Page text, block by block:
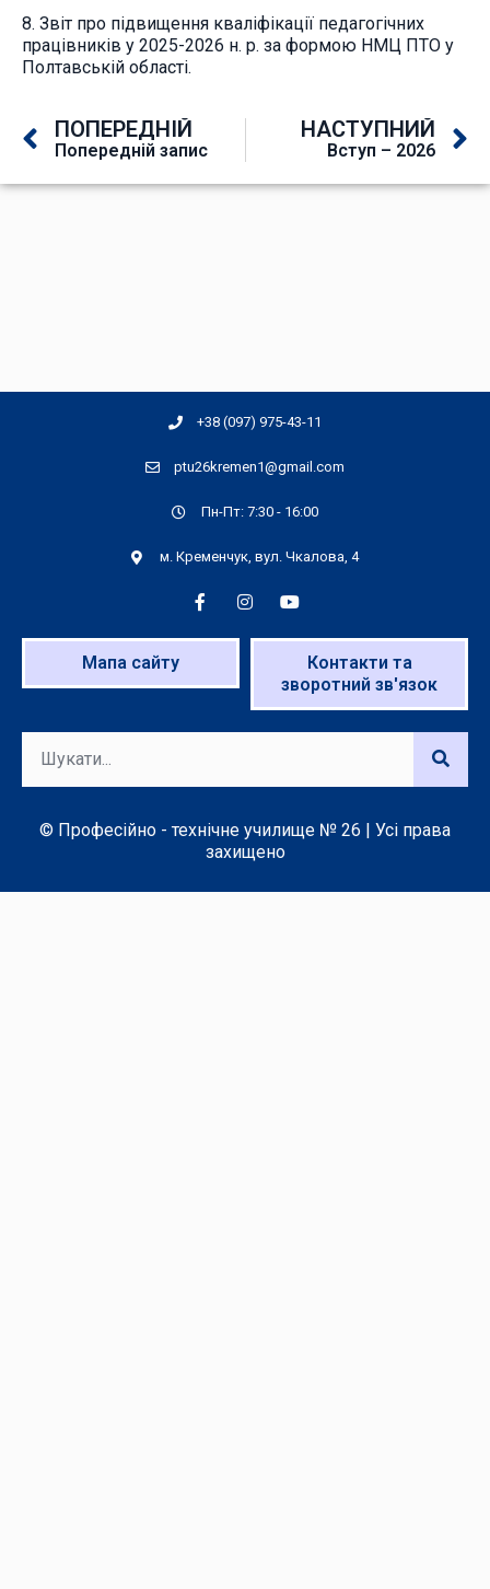
8. Звіт про підвищення кваліфікації педагогічних
працівників у 2025-2026 н. р. за формою НМЦ ПТО у
Полтавській області.
ПОПЕРЕДНІЙ
Попередній запис
НАСТУПНИЙ
Вступ – 2026
+38 (097) 975-43-11
ptu26kremen1@gmail.com
Пн-Пт: 7:30 - 16:00
м. Кременчук, вул. Чкалова, 4
Мапа сайту
Контакти та
зворотний зв'язок
© Професійно - технічне училище № 26 | Усі права
захищено